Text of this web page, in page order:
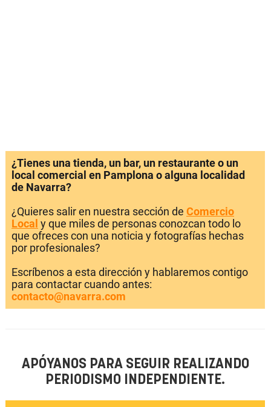
¿Tienes una tienda, un bar, un restaurante o un
local comercial en Pamplona o alguna localidad
de Navarra?
¿Quieres salir en nuestra sección de Comercio
Local y que miles de personas conozcan todo lo
que ofreces con una noticia y fotografías hechas
por profesionales?
Escríbenos a esta dirección y hablaremos contigo
para contactar cuando antes:
contacto@navarra.com
APÓYANOS PARA SEGUIR REALIZANDO
PERIODISMO INDEPENDIENTE.